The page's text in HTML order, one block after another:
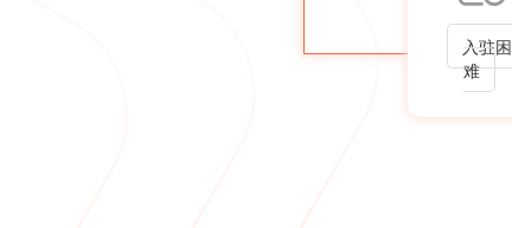
入驻困
难